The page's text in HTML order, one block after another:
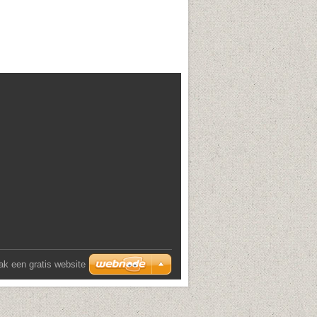
een gratis website